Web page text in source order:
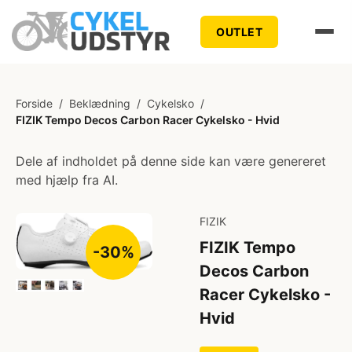
OUTLET
Forside / Beklædning / Cykelsko /
FIZIK Tempo Decos Carbon Racer Cykelsko - Hvid
Dele af indholdet på denne side kan være genereret
med hjælp fra AI.
-30%
FIZIK
FIZIK Tempo
Decos Carbon
Racer Cykelsko -
Hvid